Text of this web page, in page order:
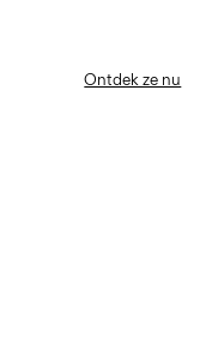
Ontdek ze nu